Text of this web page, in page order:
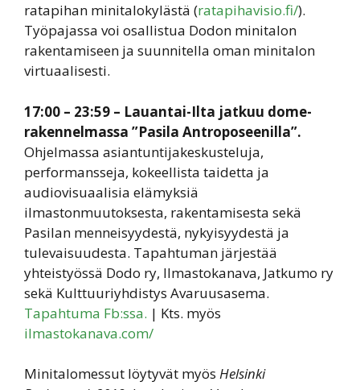
ratapihan minitalokylästä (ratapihavisio.fi/).
Työpajassa voi osallistua Dodon minitalon
rakentamiseen ja suunnitella oman minitalon
virtuaalisesti.
17:00 – 23:59 – Lauantai-Ilta jatkuu dome-
rakennelmassa ”Pasila Antroposeenilla”.
Ohjelmassa asiantuntijakeskusteluja,
performansseja, kokeellista taidetta ja
audiovisuaalisia elämyksiä
ilmastonmuutoksesta, rakentamisesta sekä
Pasilan menneisyydestä, nykyisyydestä ja
tulevaisuudesta. Tapahtuman järjestää
yhteistyössä Dodo ry, Ilmastokanava, Jatkumo ry
sekä Kulttuuriyhdistys Avaruusasema.
Tapahtuma Fb:ssa. | Kts. myös
ilmastokanava.com/
Minitalomessut löytyvät myös Helsinki